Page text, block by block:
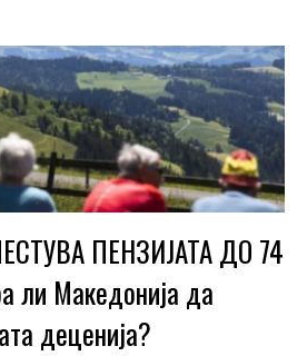
ПЕНЗИЈАТА ДО 74
ли Македонија да
деценија?